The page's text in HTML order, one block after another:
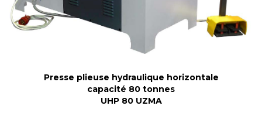
Presse plieuse hydraulique horizontale
capacité 80 tonnes
UHP 80 UZMA